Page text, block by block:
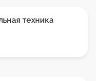
техника